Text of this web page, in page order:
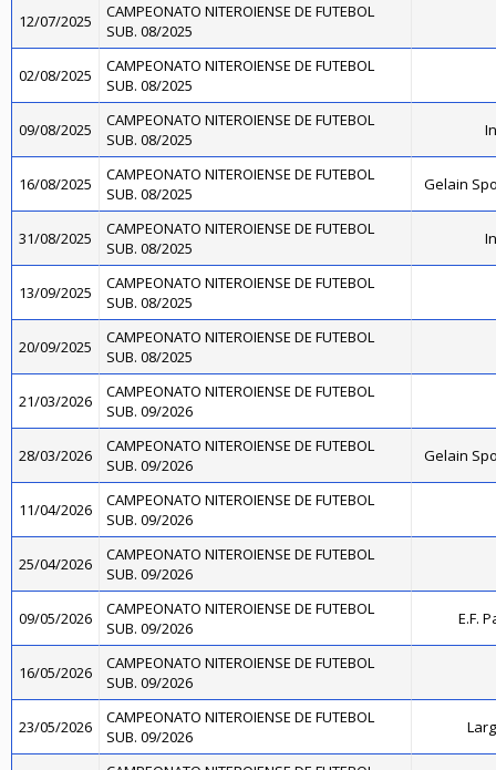
12/07/2025
CAMPEONATO NITEROIENSE DE FUTEBOL
SUB. 08/2025
02/08/2025
CAMPEONATO NITEROIENSE DE FUTEBOL
SUB. 08/2025
09/08/2025
CAMPEONATO NITEROIENSE DE FUTEBOL
SUB. 08/2025
16/08/2025
CAMPEONATO NITEROIENSE DE FUTEBOL
SUB. 08/2025
Gelain
31/08/2025
CAMPEONATO NITEROIENSE DE FUTEBOL
SUB. 08/2025
13/09/2025
CAMPEONATO NITEROIENSE DE FUTEBOL
SUB. 08/2025
20/09/2025
CAMPEONATO NITEROIENSE DE FUTEBOL
SUB. 08/2025
21/03/2026
CAMPEONATO NITEROIENSE DE FUTEBOL
SUB. 09/2026
28/03/2026
CAMPEONATO NITEROIENSE DE FUTEBOL
SUB. 09/2026
Gelain
11/04/2026
CAMPEONATO NITEROIENSE DE FUTEBOL
SUB. 09/2026
25/04/2026
CAMPEONATO NITEROIENSE DE FUTEBOL
SUB. 09/2026
09/05/2026
CAMPEONATO NITEROIENSE DE FUTEBOL
SUB. 09/2026
E.F.
16/05/2026
CAMPEONATO NITEROIENSE DE FUTEBOL
SUB. 09/2026
23/05/2026
CAMPEONATO NITEROIENSE DE FUTEBOL
SUB. 09/2026